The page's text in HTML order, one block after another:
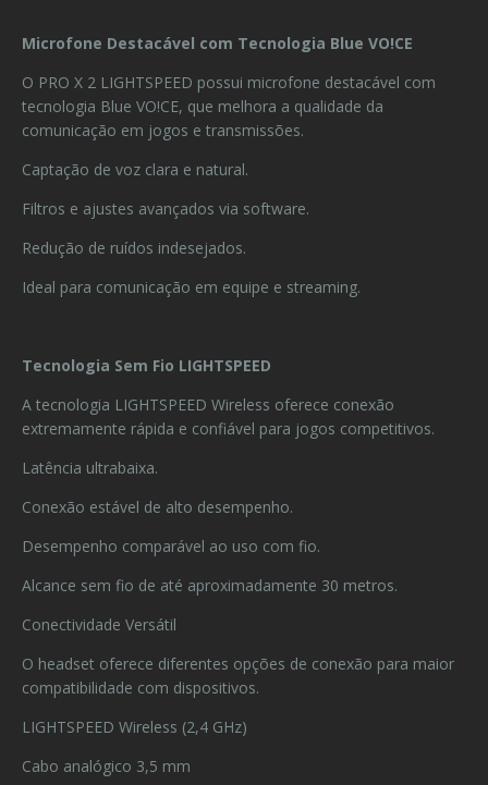
Microfone Destacável com Tecnologia Blue VO!CE
O PRO X 2 LIGHTSPEED possui microfone destacável com
tecnologia Blue VO!CE, que melhora a qualidade da
comunicação em jogos e transmissões.
Captação de voz clara e natural.
Filtros e ajustes avançados via software.
Redução de ruídos indesejados.
Ideal para comunicação em equipe e streaming.
Tecnologia Sem Fio LIGHTSPEED
A tecnologia LIGHTSPEED Wireless oferece conexão
extremamente rápida e confiável para jogos competitivos.
Latência ultrabaixa.
Conexão estável de alto desempenho.
Desempenho comparável ao uso com fio.
Alcance sem fio de até aproximadamente 30 metros.
Conectividade Versátil
O headset oferece diferentes opções de conexão para maior
compatibilidade com dispositivos.
LIGHTSPEED Wireless (2,4 GHz)
Cabo analógico 3,5 mm